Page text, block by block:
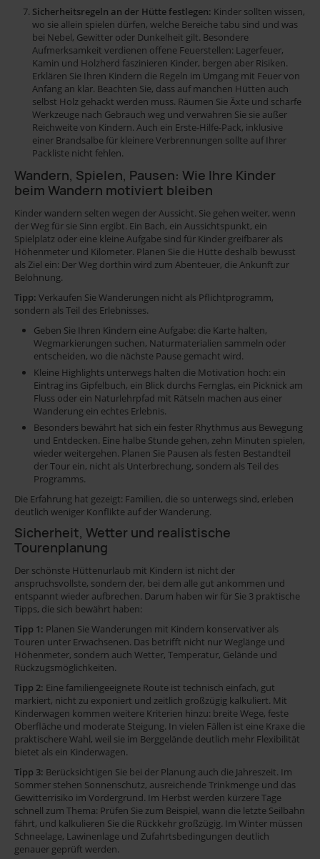
Sicherheitsregeln an der Hütte festlegen: Kinder sollten wissen,
wo sie allein spielen dürfen, welche Bereiche tabu sind und was
bei Nebel, Gewitter oder Dunkelheit gilt. Besondere
Aufmerksamkeit verdienen offene Feuerstellen: Lagerfeuer,
Kamin und Holzherd faszinieren Kinder, bergen aber Risiken.
Erklären Sie Ihren Kindern die Regeln im Umgang mit Feuer von
Anfang an klar. Beachten Sie, dass auf manchen Hütten auch
selbst Holz gehackt werden muss. Räumen Sie Äxte und scharfe
Werkzeuge nach Gebrauch weg und verwahren Sie sie außer
Reichweite von Kindern. Auch ein Erste-Hilfe-Pack, inklusive
einer Brandsalbe für kleinere Verbrennungen sollte auf Ihrer
Packliste nicht fehlen.
Wandern, Spielen, Pausen: Wie Ihre Kinder
beim Wandern motiviert bleiben
Kinder wandern selten wegen der Aussicht. Sie gehen weiter, wenn
der Weg für sie Sinn ergibt. Ein Bach, ein Aussichtspunkt, ein
Spielplatz oder eine kleine Aufgabe sind für Kinder greifbarer als
Höhenmeter und Kilometer. Planen Sie die Hütte deshalb bewusst
als Ziel ein: Der Weg dorthin wird zum Abenteuer, die Ankunft zur
Belohnung.
Tipp: Verkaufen Sie Wanderungen nicht als Pflichtprogramm,
sondern als Teil des Erlebnisses.
Geben Sie Ihren Kindern eine Aufgabe: die Karte halten,
Wegmarkierungen suchen, Naturmaterialien sammeln oder
entscheiden, wo die nächste Pause gemacht wird.
Kleine Highlights unterwegs halten die Motivation hoch: ein
Eintrag ins Gipfelbuch, ein Blick durchs Fernglas, ein Picknick am
Fluss oder ein Naturlehrpfad mit Rätseln machen aus einer
Wanderung ein echtes Erlebnis.
Besonders bewährt hat sich ein fester Rhythmus aus Bewegung
und Entdecken. Eine halbe Stunde gehen, zehn Minuten spielen,
wieder weitergehen. Planen Sie Pausen als festen Bestandteil
der Tour ein, nicht als Unterbrechung, sondern als Teil des
Programms.
Die Erfahrung hat gezeigt: Familien, die so unterwegs sind, erleben
deutlich weniger Konflikte auf der Wanderung.
Sicherheit, Wetter und realistische
Tourenplanung
Der schönste Hüttenurlaub mit Kindern ist nicht der
anspruchsvollste, sondern der, bei dem alle gut ankommen und
entspannt wieder aufbrechen. Darum haben wir für Sie 3 praktische
Tipps, die sich bewährt haben:
Tipp 1: Planen Sie Wanderungen mit Kindern konservativer als
Touren unter Erwachsenen. Das betrifft nicht nur Weglänge und
Höhenmeter, sondern auch Wetter, Temperatur, Gelände und
Rückzugsmöglichkeiten.
Tipp 2: Eine familiengeeignete Route ist technisch einfach, gut
markiert, nicht zu exponiert und zeitlich großzügig kalkuliert. Mit
Kinderwagen kommen weitere Kriterien hinzu: breite Wege, feste
Oberfläche und moderate Steigung. In vielen Fällen ist eine Kraxe die
praktischere Wahl, weil sie im Berggelände deutlich mehr Flexibilität
bietet als ein Kinderwagen.
Tipp 3: Berücksichtigen Sie bei der Planung auch die Jahreszeit. Im
Sommer stehen Sonnenschutz, ausreichende Trinkmenge und das
Gewitterrisiko im Vordergrund. Im Herbst werden kürzere Tage
schnell zum Thema: Prüfen Sie zum Beispiel, wann die letzte Seilbahn
fährt, und kalkulieren Sie die Rückkehr großzügig. Im Winter müssen
Schneelage, Lawinenlage und Zufahrtsbedingungen deutlich
genauer geprüft werden.